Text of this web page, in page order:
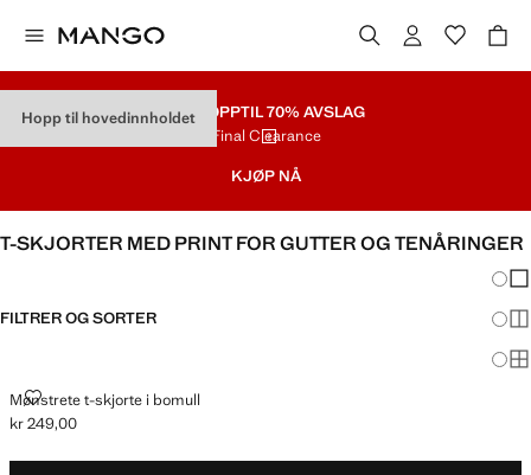
Hopp til hovedinnholdet
SALG
OPPTIL 70% AVSLAG
Final Clearance
KJØP NÅ
T-SKJORTER MED PRINT FOR GUTTER OG TENÅRINGER
FILTRER OG SORTER
Mønstrete t-skjorte i bomull
MØNSTRETE T-SKJORTE I BOMULL
Gjeldende pris [kr 249,00 ]
kr 249,00